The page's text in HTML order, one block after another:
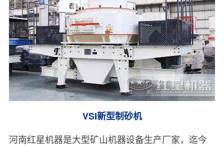
VSI新型制砂机
河南红星机器是大型矿山机器设备生产厂家，迄今